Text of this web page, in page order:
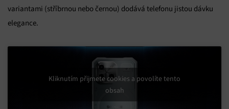
variantami (stříbrnou nebo černou) dodává telefonu jistou dávku
elegance.
Kliknutím přijmete cookies a povolíte tento
obsah